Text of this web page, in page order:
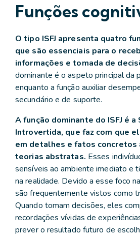
Funções
O tipo ISFJ apresenta quatro
que são essenciais para o
informações e tomada de
dominante é o aspeto principal da
enquanto a função auxiliar
secundário e de suporte.
A função dominante do ISFJ é a
Introvertida, que faz com que
em detalhes e fatos concretos
teorias abstratas. Esses
sensíveis ao ambiente imediato e
na realidade. Devido a esse foco
são frequentemente vistos como
Quando tomam decisões, eles
recordações vívidas de
prever o resultado futuro de